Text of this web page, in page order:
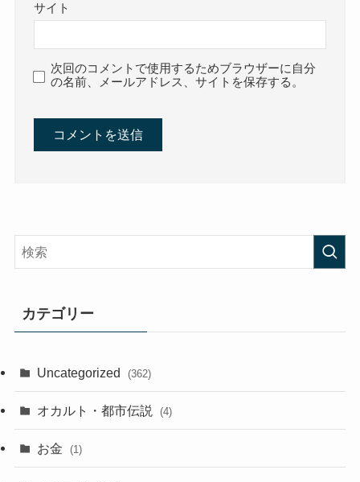
サイト
次回のコメントで使用するためブラウザーに自分
の名前、メールアドレス、サイトを保存する。
カテゴリー
Uncategorized (362)
オカルト・都市伝説 (4)
お金 (1)